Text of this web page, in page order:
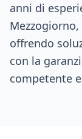
anni di
offrendo
con la
competente